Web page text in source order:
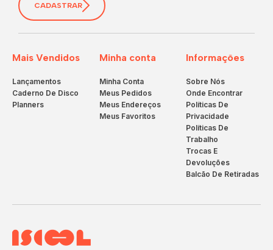
Mais Vendidos
Lançamentos
Caderno De Disco
Planners
Minha conta
Minha Conta
Meus Pedidos
Meus Endereços
Meus Favoritos
Informações
Sobre Nós
Onde Encontrar
Políticas De
Privacidade
Políticas De
Trabalho
Trocas E
Devoluções
Balcão De Retiradas
CADASTRAR